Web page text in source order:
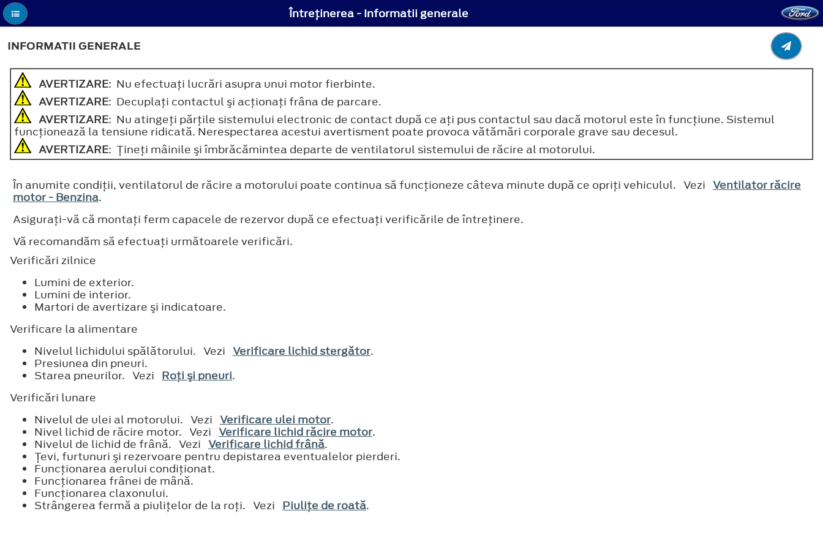
Întreţinerea - Informatii generale
INFORMATII GENERALE
AVERTIZARE: Nu efectuaţi lucrări asupra unui motor fierbinte.
AVERTIZARE: Decuplaţi contactul şi acţionaţi frâna de parcare.
AVERTIZARE: Nu atingeţi părţile sistemului electronic de contact după ce aţi pus contactul sau dacă motorul este în funcţiune. Sistemul
funcţionează la tensiune ridicată. Nerespectarea acestui avertisment poate provoca vătămări corporale grave sau decesul.
AVERTIZARE: Ţineţi mâinile şi îmbrăcămintea departe de ventilatorul sistemului de răcire al motorului.
În anumite condiţii, ventilatorul de răcire a motorului poate continua să funcţioneze câteva minute după ce opriţi vehiculul. Vezi Ventilator răcire
motor - Benzina.
Asiguraţi-vă că montaţi ferm capacele de rezervor după ce efectuaţi verificările de întreţinere.
Vă recomandăm să efectuaţi următoarele verificări.
Verificări zilnice
Lumini de exterior.
Lumini de interior.
Martori de avertizare şi indicatoare.
Verificare la alimentare
Nivelul lichidului spălătorului. Vezi Verificare lichid stergător.
Presiunea din pneuri.
Starea pneurilor. Vezi Roţi şi pneuri.
Verificări lunare
Nivelul de ulei al motorului. Vezi Verificare ulei motor.
Nivel lichid de răcire motor. Vezi Verificare lichid răcire motor.
Nivelul de lichid de frână. Vezi Verificare lichid frână.
Ţevi, furtunuri şi rezervoare pentru depistarea eventualelor pierderi.
Funcţionarea aerului condiţionat.
Funcţionarea frânei de mână.
Funcţionarea claxonului.
Strângerea fermă a piuliţelor de la roţi. Vezi Piuliţe de roată.